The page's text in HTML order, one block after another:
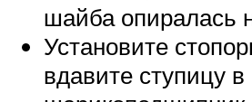
шайба опиралась
Установите
вдавите ступицу в